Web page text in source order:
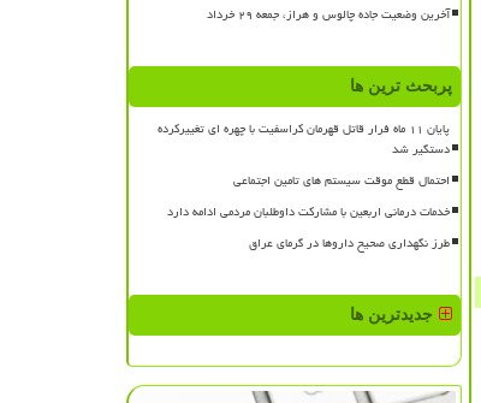
آخرین وضعیت جاده چالوس و هراز، جمعه ۲۹ خرداد
پربحث ترین ها
پایان ۱۱ ماه فرار قاتل قهرمان کراسفیت با چهره ای تغییرکرده
دستگیر شد
احتمال قطع موقت سیستم های تامین اجتماعی
خدمات درمانی اربعین با مشارکت داوطلبان مردمی ادامه دارد
طرز نگهداری صحیح داروها در گرمای عراق
جدیدترین ها